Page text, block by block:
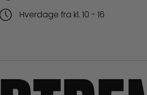
Hverdage fra kl. 10 - 16